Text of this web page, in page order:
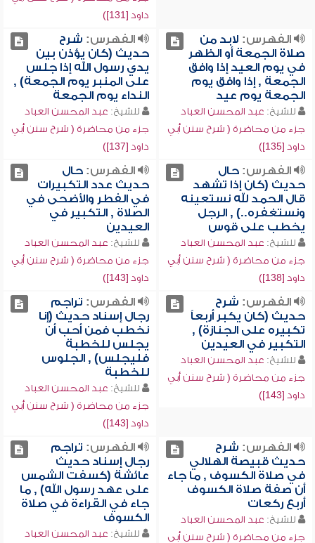
داود [131])
الفهرس: لابد من
صلاة الجمعة أو الظهر
في يوم العيد إذا وافق
الجمعة , إذا وافق يوم
الجمعة يوم عيد
للشيخ: عبد المحسن العباد
جزء من محاضرة ( شرح سنن أبي
داود [135])
الفهرس: شرح
حديث (كان يؤذن بين
يدي رسول الله إذا جلس
على المنبر يوم الجمعة) ,
النداء يوم الجمعة
للشيخ: عبد المحسن العباد
جزء من محاضرة ( شرح سنن أبي
داود [137])
الفهرس:حال
حديث (كان إذا تشهد
قال الحمد لله نستعينه
ونستغفره..) , الرجل
يخطب على قوس
للشيخ: عبد المحسن العباد
جزء من محاضرة ( شرح سنن أبي
داود [138])
الفهرس:حال
حديث عدد التكبيرات
في الفطر والأضحى في
الصلاة , التكبير في
العيدين
للشيخ: عبد المحسن العباد
جزء من محاضرة ( شرح سنن أبي
داود [143])
الفهرس: شرح
حديث (كان يكبر أربعاً
تكبيره على الجنازة) ,
التكبير في العيدين
للشيخ: عبد المحسن العباد
جزء من محاضرة ( شرح سنن أبي
داود [143])
الفهرس: تراجم
رجال إسناد حديث (إنا
نخطب فمن أحب أن
يجلس للخطبة
فليجلس) , الجلوس
للخطبة
للشيخ: عبد المحسن العباد
جزء من محاضرة ( شرح سنن أبي
داود [143])
الفهرس: شرح
حديث قبيصة الهلالي
في صلاة الكسوف , ما جاء
أن صفة صلاة الكسوف
أربع ركعات
للشيخ: عبد المحسن العباد
جزء من محاضرة ( شرح سنن أبي
الفهرس: تراجم
رجال إسناد حديث
عائشة (كسفت الشمس
على عهد رسول الله) , ما
جاء في القراءة في صلاة
الكسوف
للشيخ: عبد المحسن العباد